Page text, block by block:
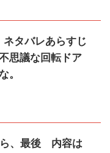
タバレあらすじ
思議な回転ドア
。
、最後 内容は